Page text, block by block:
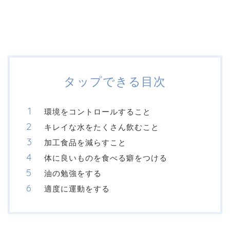
タップできる目次
環境をコントロールすること
キレイな水をたくさん飲むこと
加工食品を減らすこと
体に良いものを食べる癖をつける
油の勉強をする
適度に運動をする